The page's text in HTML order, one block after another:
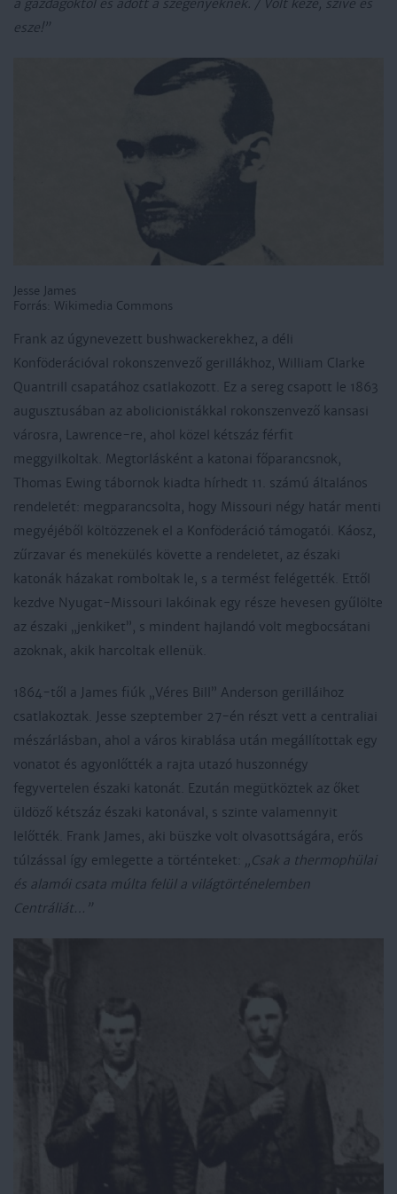
a gazdagoktól és adott a szegényeknek. / Volt keze, szíve és
esze!”
Jesse James
Forrás: Wikimedia Commons
Frank az úgynevezett bushwackerekhez, a déli
Konföderációval rokonszenvező gerillákhoz, William Clarke
Quantrill csapatához csatlakozott. Ez a sereg csapott le 1863
augusztusában az abolicionistákkal rokonszenvező kansasi
városra, Lawrence-re, ahol közel kétszáz férfit
meggyilkoltak. Megtorlásként a katonai főparancsnok,
Thomas Ewing tábornok kiadta hírhedt 11. számú általános
rendeletét: megparancsolta, hogy Missouri négy határ menti
megyéjéből költözzenek el a Konföderáció támogatói. Káosz,
zűrzavar és menekülés követte a rendeletet, az északi
katonák házakat romboltak le, s a termést felégették. Ettől
kezdve Nyugat-Missouri lakóinak egy része hevesen gyűlölte
az északi „jenkiket”, s mindent hajlandó volt megbocsátani
azoknak, akik harcoltak ellenük.
1864-től a James fiúk „Véres Bill” Anderson gerilláihoz
csatlakoztak. Jesse szeptember 27-én részt vett a centraliai
mészárlásban, ahol a város kirablása után megállítottak egy
vonatot és agyonlőtték a rajta utazó huszonnégy
fegyvertelen északi katonát. Ezután megütköztek az őket
üldöző kétszáz északi katonával, s szinte valamennyit
lelőtték. Frank James, aki büszke volt olvasottságára, erős
túlzással így emlegette a történteket:
„Csak a thermophülai
és alamói csata múlta felül a világtörténelemben
Centráliát…”